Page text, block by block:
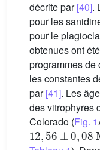
décrite par[40].
pour les
pour le
obtenues ont
programmes de
les constantes
par[41]. Les
des vitrophyres
Colorado (Fig. 1
12,56±0,08